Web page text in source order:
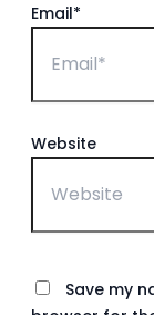
Email*
Website
Save my